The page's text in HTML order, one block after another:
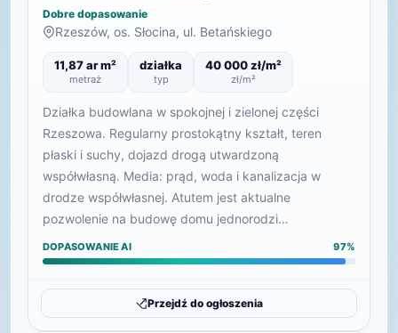
Dobre dopasowanie
Rzeszów, os. Słocina, ul. Betańskiego
11,87 ar m²
metraż
działka
typ
40 000 zł/m²
zł/m²
Działka budowlana w spokojnej i zielonej części
Rzeszowa. Regularny prostokątny kształt, teren
płaski i suchy, dojazd drogą utwardzoną
współwłasną. Media: prąd, woda i kanalizacja w
drodze współwłasnej. Atutem jest aktualne
pozwolenie na budowę domu jednorodzi…
DOPASOWANIE AI 97%
Przejdź do ogłoszenia